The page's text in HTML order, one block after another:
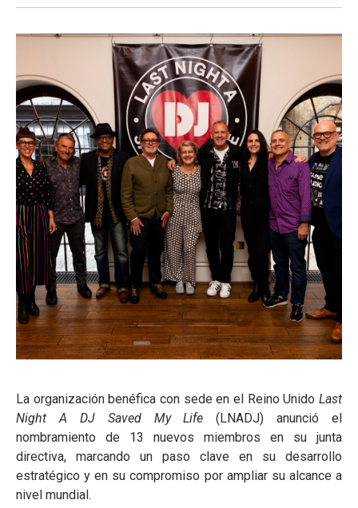
La organización benéfica con sede en el Reino Unido Last
Night A DJ Saved My Life (LNADJ) anunció el
nombramiento de 13 nuevos miembros en su junta
directiva, marcando un paso clave en su desarrollo
estratégico y en su compromiso por ampliar su alcance a
nivel mundial.